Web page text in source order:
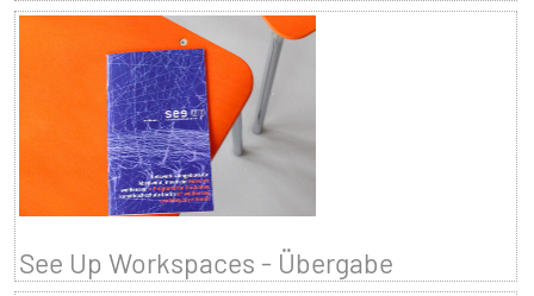
See Up Workspaces - Übergabe